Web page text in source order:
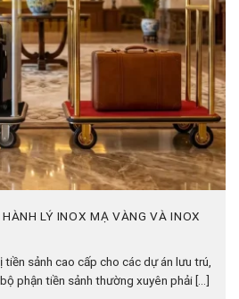
LÝ INOX MẠ VÀNG VÀ INOX
sảnh cao cấp cho các dự án lưu trú,
phận tiền sảnh thường xuyên phải [...]